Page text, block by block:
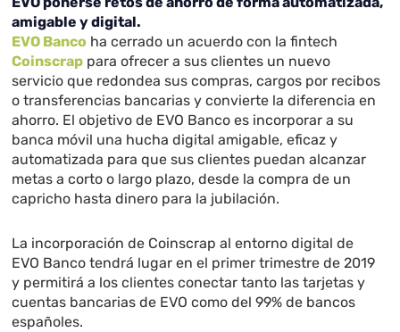
amigable y digital.
EVO Banco ha cerrado un acuerdo con la fintech
Coinscrap para ofrecer a sus clientes un nuevo
servicio que redondea sus compras, cargos por recibos
o transferencias bancarias y convierte la diferencia en
ahorro. El objetivo de EVO Banco es incorporar a su
banca móvil una hucha digital amigable, eficaz y
automatizada para que sus clientes puedan alcanzar
metas a corto o largo plazo, desde la compra de un
capricho hasta dinero para la jubilación.
La incorporación de Coinscrap al entorno digital de
EVO Banco tendrá lugar en el primer trimestre de 2019
y permitirá a los clientes conectar tanto las tarjetas y
cuentas bancarias de EVO como del 99% de bancos
españoles.